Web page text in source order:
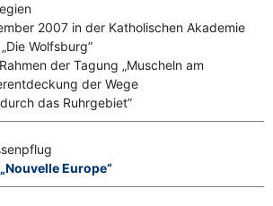
2007 in der Katholischen Akademie
Wolfsburg”
der Tagung „Muscheln am
der Wege
das Ruhrgebiet”
Europe“